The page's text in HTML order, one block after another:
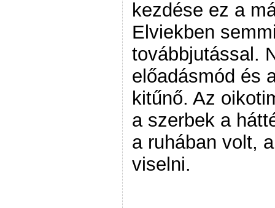
kezdése ez a
Elviekben
továbbjutással.
előadásmód és
kitűnő. Az
a szerbek a
a ruhában volt,
viselni.